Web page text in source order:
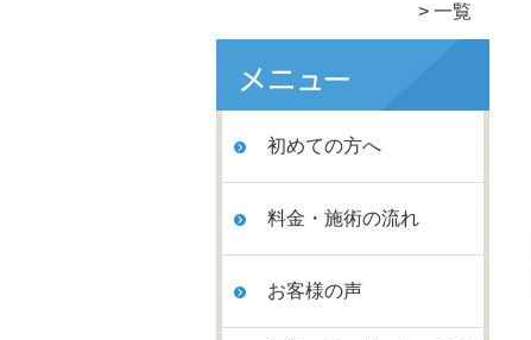
一覧
初めての方へ
料金・施術の流れ
お客様の声